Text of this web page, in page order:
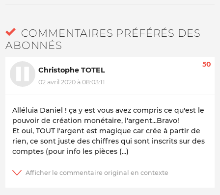
COMMENTAIRES PRÉFÉRÉS DES
ABONNÉS
Christophe TOTEL
02 avril 2020 à 08:03:11
50
Alléluia Daniel ! ça y est vous avez compris ce qu'est le
pouvoir de création monétaire, l'argent...Bravo!
Et oui, TOUT l'argent est magique car crée à partir de
rien, ce sont juste des chiffres qui sont inscrits sur des
comptes (pour info les pièces (...)